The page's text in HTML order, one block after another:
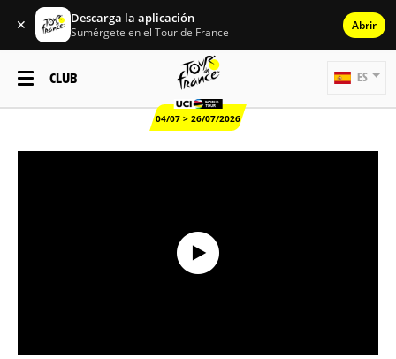
✕ Descarga la aplicación
Sumérgete en el Tour de France Abrir
CLUB
04/07 > 26/07/2026
ES